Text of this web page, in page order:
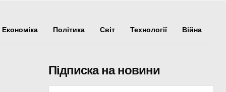
Економіка Політика Світ Технології Війна
Підписка на новини